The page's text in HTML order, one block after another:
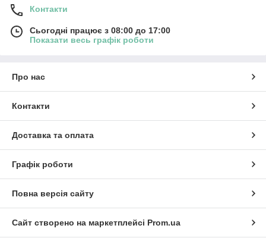
Контакти
Сьогодні працює з 08:00 до 17:00
Показати весь графік роботи
Про нас
Контакти
Доставка та оплата
Графік роботи
Повна версія сайту
Сайт створено на маркетплейсі Prom.ua